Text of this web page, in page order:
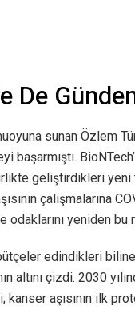
De
sunan Özlem
başarmıştı.
geliştirdikleri yeni
çalışmalarına
odaklarını yeniden bu
edindikleri
altını çizdi. 2030
kanser aşısının ilk